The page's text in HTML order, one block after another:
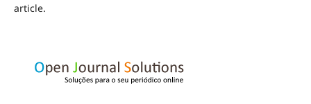
article.